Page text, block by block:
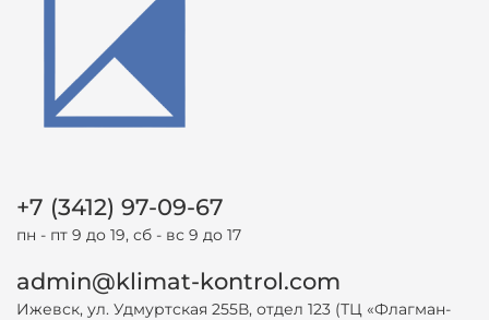
+7 (3412) 97-09-67
пн - пт 9 до 19, сб - вс 9 до 17
admin@klimat-kontrol.com
Ижевск, ул. Удмуртская 255В, отдел 123 (ТЦ «Флагман-